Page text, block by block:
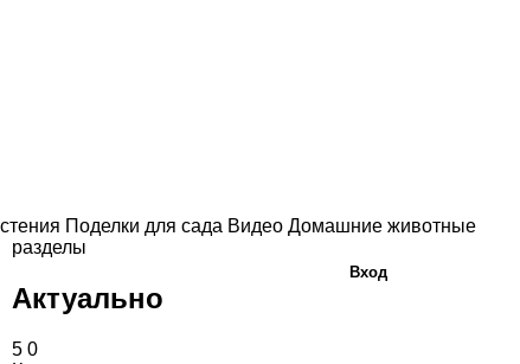
Поделки для сада Видео Домашние животные
разделы
Актуально
5 0
Вход